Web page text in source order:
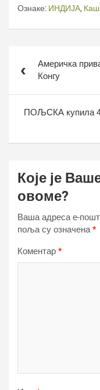
Ознаке: ИНДИЈА,
чланкаАмеричка
Конгу
ПОЉСКА купила
Које је
овоме?
Ваша адреса е-
поља су означена*
Коментар *